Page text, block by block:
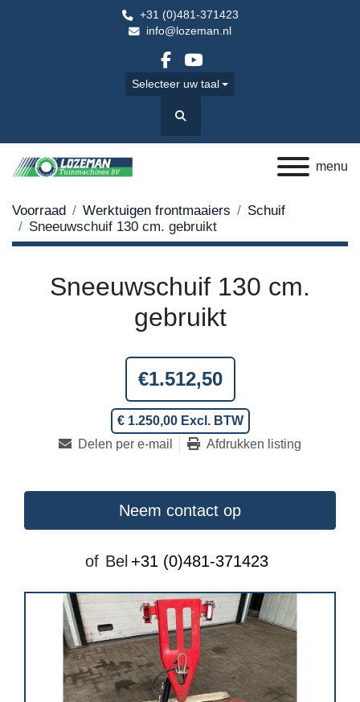
+31 (0)481-371423
info@lozeman.nl
facebook
youtube
Selecteer uw taal
Zoek
menu
Voorraad Werktuigen frontmaaiers
Schuif
Sneeuwschuif 130 cm. gebruikt
€1.512,50
€ 1.250,00 Excl. BTW
Sneeuwschuif 130 cm.
gebruikt
Delen per e-mail Afdrukken listing
Neem contact op
of Bel +31 (0)481-371423